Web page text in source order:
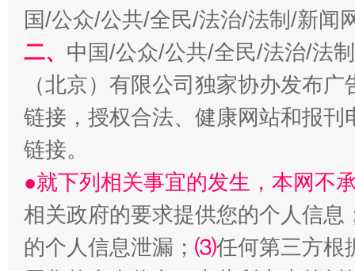
习近平的博鳌关键词
生
国/公众/公共/全民/法治/法制/新闻
二、 中国/公众/公共/全民/法治/法
（北京）有限公司独家协办发布
链接，授权合法、健康网站和报
链接。
●就下列相关事宜的发生，本网不
相关政府的要求提供您的个人信息
的个人信息泄漏； ⑶任何第三方根